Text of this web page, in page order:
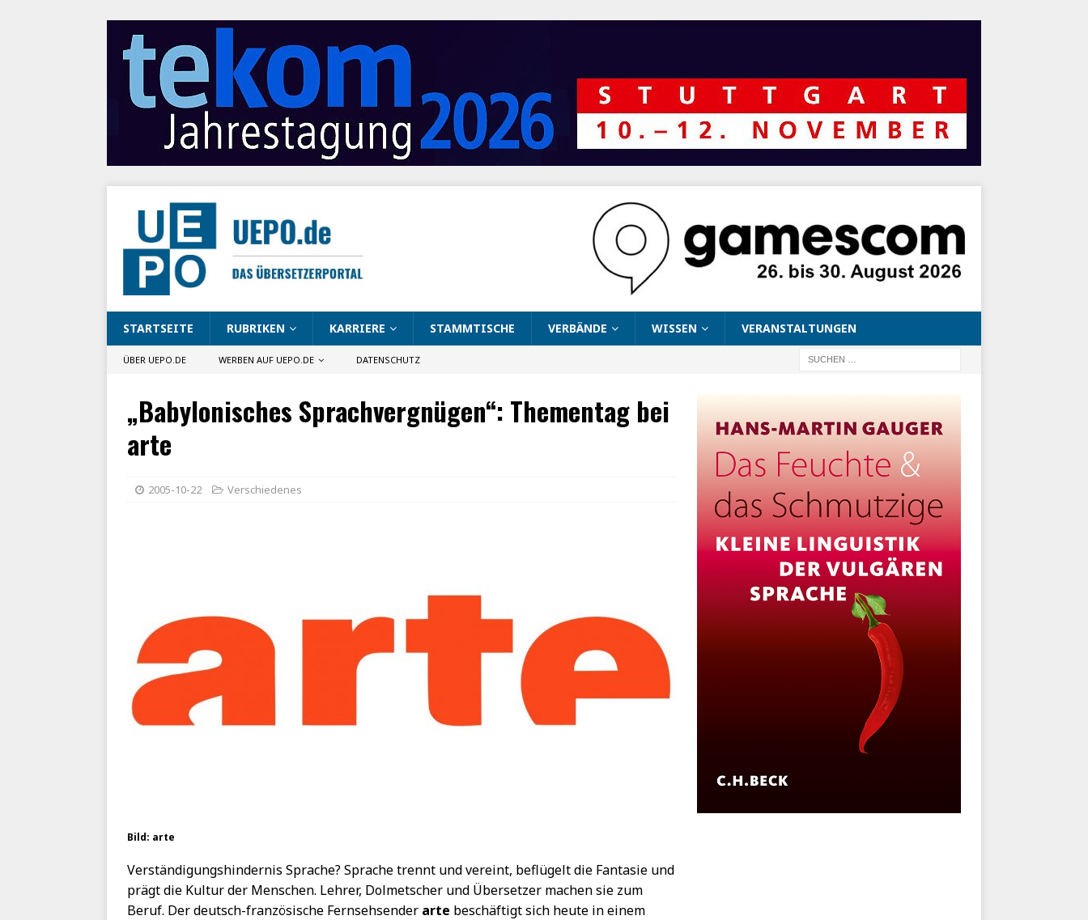
STARTSEITE RUBRIKEN KARRIERE STAMMTISCHE VERBÄNDE WISSEN VERANSTALTUNGEN
ÜBER UEPO.DE WERBEN AUF UEPO.DE DATENSCHUTZ
„Babylonisches Sprachvergnügen“: Thementag bei
arte
2005-10-22 Verschiedenes
Bild: arte
Verständigungshindernis Sprache? Sprache trennt und vereint, beflügelt die Fantasie und
prägt die Kultur der Menschen. Lehrer, Dolmetscher und Übersetzer machen sie zum
Beruf. Der deutsch-französische Fernsehsender arte beschäftigt sich heute in einem